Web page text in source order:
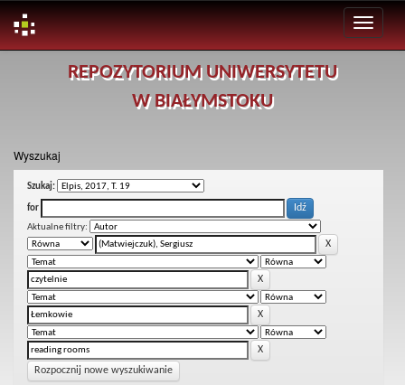
REPOZYTORIUM UNIWERSYTETU
W BIAŁYMSTOKU
Wyszukaj
Szukaj:
for
Aktualne filtry:
Rozpocznij nowe wyszukiwanie